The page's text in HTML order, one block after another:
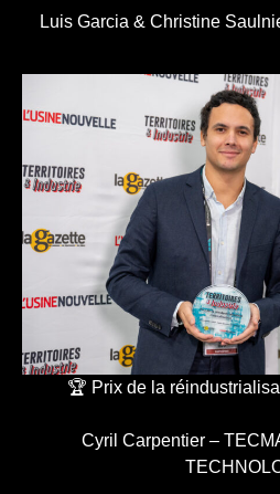
Luis Garcia & Christine
🏆 Prix de la
Cyril Carpentier –